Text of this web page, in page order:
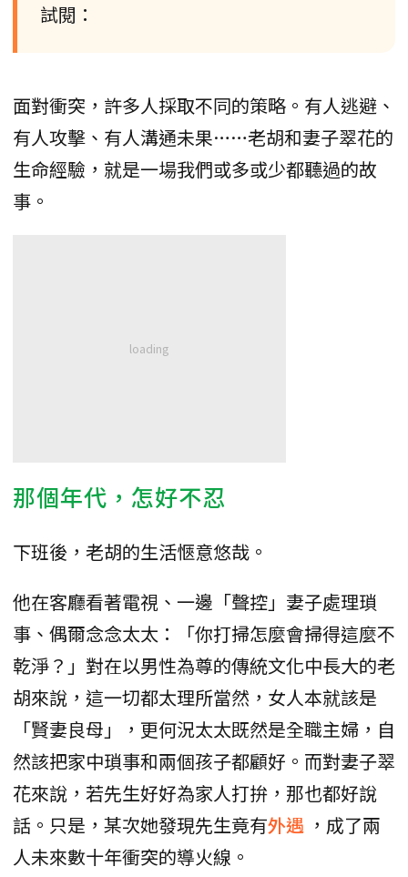
試閱：
面對衝突，許多人採取不同的策略。有人逃避、
有人攻擊、有人溝通未果……老胡和妻子翠花的
生命經驗，就是一場我們或多或少都聽過的故
事。
那個年代，怎好不忍
下班後，老胡的生活愜意悠哉。
他在客廳看著電視、一邊「聲控」妻子處理瑣
事、偶爾念念太太：「你打掃怎麼會掃得這麼不
乾淨？」對在以男性為尊的傳統文化中長大的老
胡來說，這一切都太理所當然，女人本就該是
「賢妻良母」，更何況太太既然是全職主婦，自
然該把家中瑣事和兩個孩子都顧好。而對妻子翠
花來說，若先生好好為家人打拚，那也都好說
話。只是，某次她發現先生竟有外遇 ，成了兩
人未來數十年衝突的導火線。